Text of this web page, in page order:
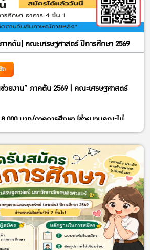
คต้น) คณะเศรษฐศาสตร์ ปีการศึกษา 2569
ต
วยงาน” ภาคต้น 2569 | คณะเศรษฐศาสตร์
บาท/ภาคการศึกษา (ช่วยงานคณะไม่
รกฎาคม 2569
:https://forms.gle/A5vBDAqKrJqjfURP8
งน้อย 1 ภาคการศึกษา
:
เนาใบแสดงผลการศึกษา (1 ชุด)